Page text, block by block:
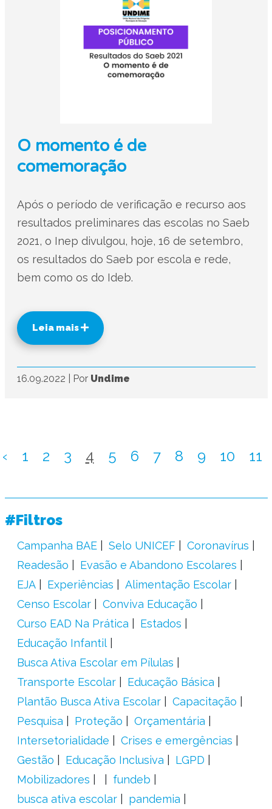
O momento é de
comemoração
Após o período de verificação e recurso aos
resultados preliminares das escolas no Saeb
2021, o Inep divulgou, hoje, 16 de setembro,
os resultados do Saeb por escola e rede,
bem como os do Ideb.
Leia mais
16.09.2022 Por Undime
‹ 1 2 3 4 5 6 7 8 9 10 11
#Filtros
Campanha BAE Selo UNICEF
Coronavírus
Readesão
Evasão e Abandono Escolares
EJA
Experiências
Alimentação Escolar
Censo Escolar
Conviva Educação
Curso EAD Na Prática
Estados
Educação Infantil
Busca Ativa Escolar em Pílulas
Transporte Escolar
Educação Básica
Plantão Busca Ativa Escolar
Capacitação
Pesquisa
Proteção
Orçamentária
Intersetorialidade
Crises e emergências
Gestão
Educação Inclusiva
LGPD
Mobilizadores
fundeb
busca ativa escolar
pandemia